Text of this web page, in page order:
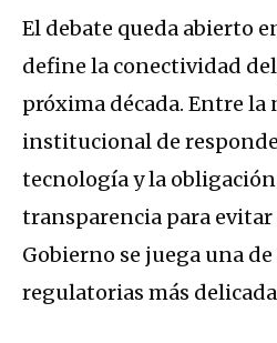
El debate queda abierto
define la conectividad
próxima década. Entre la
institucional de
tecnología y la
transparencia para
Gobierno se juega una de
regulatorias más